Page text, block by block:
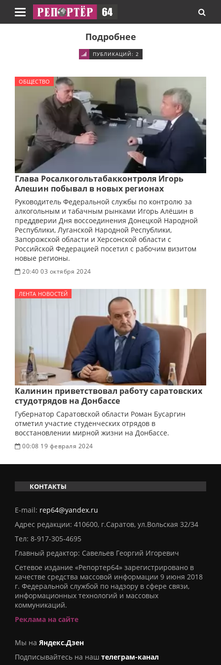
Навигация
Подробнее
ПУБЛИКАЦИЙ: 2
ОБЩЕСТВО
Глава Росалкогольтабакконтроля Игорь
Алешин побывал в новых регионах
Руководитель Федеральной службы по контролю за
алкогольным и табачным рынками Игорь Алёшин в
преддверии Дня воссоединения Донецкой Народной
Республики, Луганской Народной Республики,
Запорожской области и Херсонской области с
Российской Федерацией посетил с рабочим визитом
новые регионы.
20:40 03 октября 2024
ЛЕНТА НОВОСТЕЙ
Калинин приветствовал работу саратовских
студотрядов на Донбассе
Губернатор Саратовской области Роман Бусаргин
отметил участие студенческих отрядов в
восстановлении мирной жизни на Донбассе.
00:08 19 февраля 2024
КОНТАКТЫ
E-mail: rep64@yandex.ru
Адрес редакции: 410600, г.Саратов, ул.Вольская 32/34
Тел: 8-917-305-4695
Главный редактор: Савельев Георгий Игоревич
Сетевое издание «Репортер64» зарегистрировано в
качестве средства массовой информации 9 июня 2018
г. Федеральной службой по надзору в сфере связи,
информационных технологий и массовых
коммуникаций.
Реклама на сайте
Мы на Яндекс.Дзен
Подписывайтесь на наш телеграм-канал